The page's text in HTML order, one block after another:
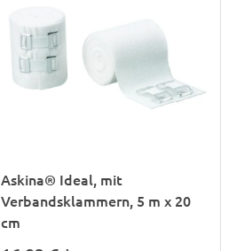
Askina® Ideal, mit
Verbandsklammern, 5 m x 20
cm